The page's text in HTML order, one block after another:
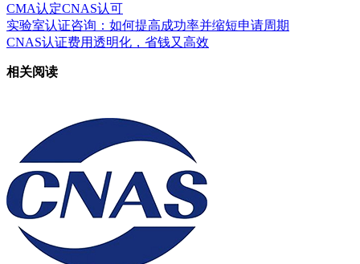
CMA认定CNAS认可
实验室认证咨询：如何提高成功率并缩短申请周期
CNAS认证费用透明化，省钱又高效
相关阅读